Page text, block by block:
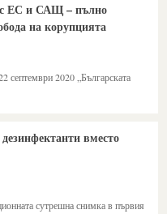
с ЕС и САЩ – пълно
на корупцията
2020 „Българската
вместо
сутрешна снимка в първия